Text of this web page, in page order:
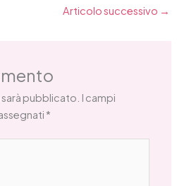
Articolo successivo →
pubblicato. I campi
*